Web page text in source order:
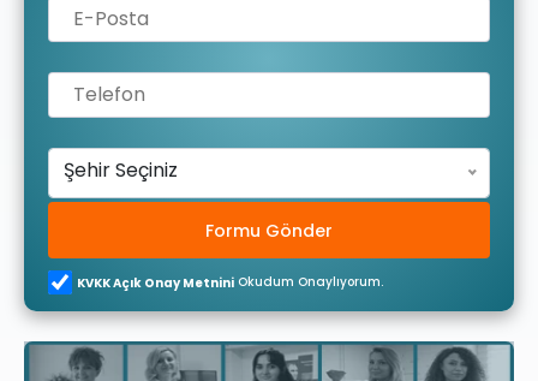
Şehir Seçiniz
Formu Gönder
KVKK Açık Onay Metnini Okudum Onaylıyorum.